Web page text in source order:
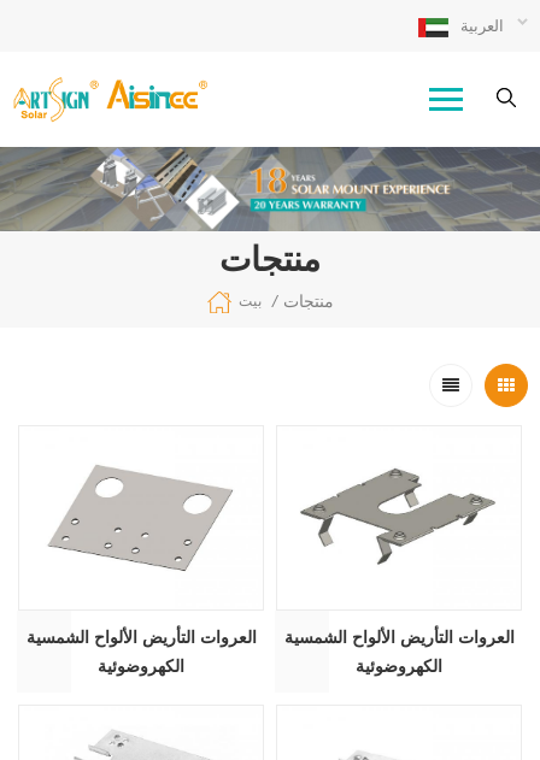
العربية
منتجات
بيت / منتجات
العروات التأريض الألواح الشمسية
الكهروضوئية
العروات التأريض الألواح الشمسية
الكهروضوئية